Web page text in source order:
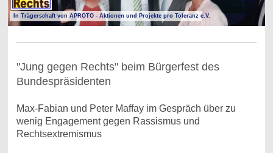
In Trägerschaft von APROTO - Aktionen und Projekte pro Toleranz e.V.
"Jung gegen Rechts" beim Bürgerfest des
Bundespräsidenten
Max-Fabian und Peter Maffay im Gespräch über zu
wenig Engagement gegen Rassismus und
Rechtsextremismus